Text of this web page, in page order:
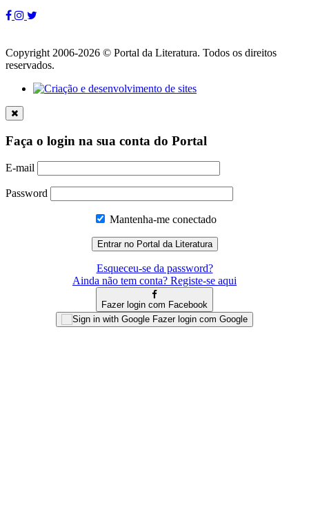
Copyright 2006-2026 © Portal da Literatura. Todos os direitos
reservados.
Faça o login na sua conta do Portal
E-mail
Password
Mantenha-me conectado
Esqueceu-se da password?
Ainda não tem conta? Registe-se aqui
Fazer login com Facebook
Fazer login com Google